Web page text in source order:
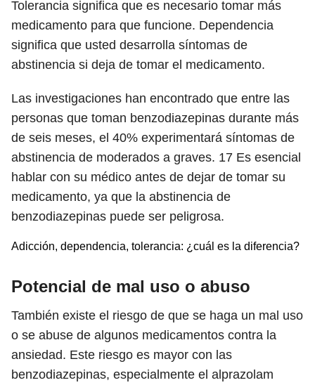
Tolerancia significa que es necesario tomar más
medicamento para que funcione. Dependencia
significa que usted desarrolla síntomas de
abstinencia si deja de tomar el medicamento.
Las investigaciones han encontrado que entre las
personas que toman benzodiazepinas durante más
de seis meses, el 40% experimentará síntomas de
abstinencia de moderados a graves. 17 Es esencial
hablar con su médico antes de dejar de tomar su
medicamento, ya que la abstinencia de
benzodiazepinas puede ser peligrosa.
Adicción, dependencia, tolerancia: ¿cuál es la diferencia?
Potencial de mal uso o abuso
También existe el riesgo de que se haga un mal uso
o se abuse de algunos medicamentos contra la
ansiedad. Este riesgo es mayor con las
benzodiazepinas, especialmente el alprazolam